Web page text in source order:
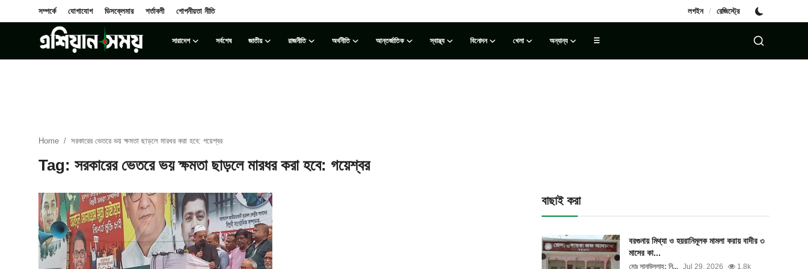
সম্পর্কে যোগাযোগ ডিসক্লেমার শর্তাবলী গোপনীয়তা নীতি লগইন / রেজিস্ট্রে
সারাদেশ সর্বশেষ জাতীয় রাজনীতি অর্থনীতি আন্তর্জাতিক স্বাস্থ্য বিনোদন খেলা অন্যান্য ☰
Home সরকারের ভেতরে ভয় ক্ষমতা ছাড়লে মারধর করা হবে: গয়েশ্বর
Tag: সরকারের ভেতরে ভয় ক্ষমতা ছাড়লে মারধর করা হবে: গয়েশ্বর
বাছাই করা
বরগুনায় মিথ্যা ও হয়রানিমূলক মামলা করায় বাদীর ৩
মাসের কা...
মোঃ সানাউল্লাহ: নি... Jul 29, 2026 1.8k